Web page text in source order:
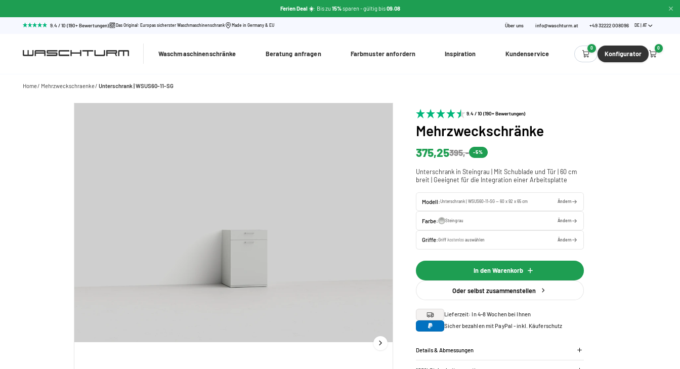
Ferien Deal ☀️: Bis zu15%sparen - gültig bis09.08
9.4 / 10 (190+ Bewertungen) Das Original: Europas sicherster Waschmaschinenschrank Made in Germany & EU Über uns info@waschturm.at +49 32222 008096 DE | AT
Waschmaschinenschränke Beratung anfragen Farbmuster anfordern Inspiration Kundenservice
0
Konfigurator
0
Home Mehrzweckschraenke Unterschrank | WSUS60-11-SG
9.4 / 10 (190+ Bewertungen)
Mehrzweckschränke
375,25395,- -5%
Unterschrank in Steingrau | Mit Schublade und Tür | 60 cm
breit | Geeignet für die Integration einer Arbeitsplatte
Modell:Unterschrank | WSUS60-11-SG — 60 x 92 x 65 cm Ändern
Farbe: Steingrau Ändern
Griffe:Griffkostenlos auswählen Ändern
In den Warenkorb
Oder selbst zusammenstellen
Lieferzeit: In 4-8 Wochen bei Ihnen
Sicher bezahlen mit PayPal - inkl. Käuferschutz
Details & Abmessungen